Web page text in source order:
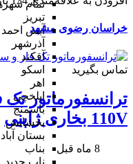
تمام
تبریز
آبش احمد
آذرشهر
آقکند
اسکو
اهر
ایلخچی
باسمنج
بخشایش
بستان آباد
بناب
خراسان رضوی مشهد
تماس بگیرید
ترانسفورماتور
110V بخاری ژاپنی
8 ماه قبل